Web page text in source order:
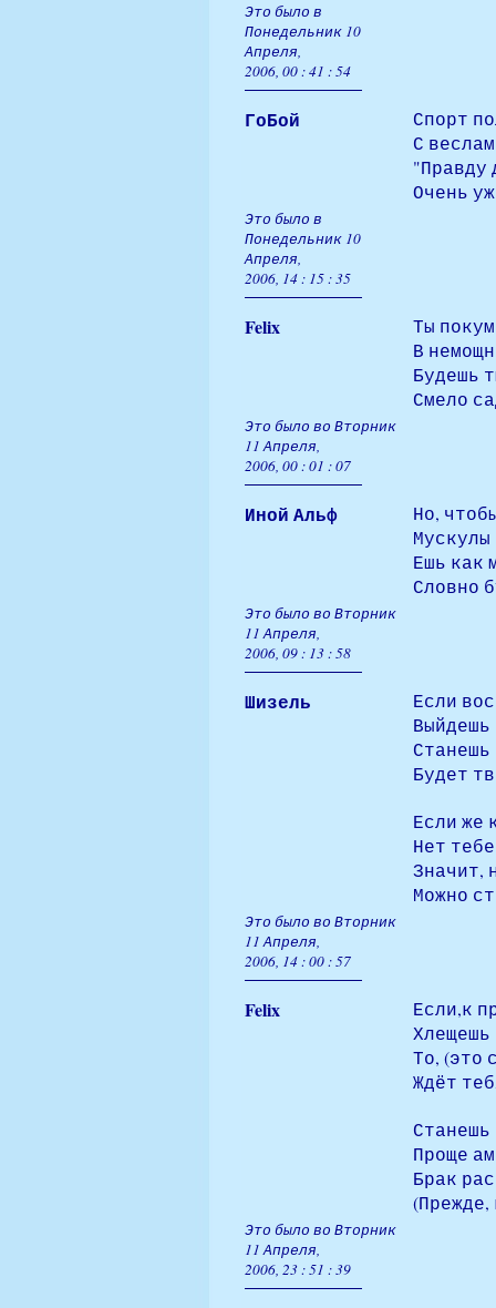
Это было в
Понедельник 10
Апреля,
2006, 00 : 41 : 54
ГоБой
Спорт
С
"Правду
Очень
Это было в
Понедельник 10
Апреля,
2006, 14 : 15 : 35
Felix
Ты
В
Будешь
Смело
Это было во Вторник
11 Апреля,
2006, 00 : 01 : 07
Иной Альф
Но,
Мускулы
Ешь как
Словно
Это было во Вторник
11 Апреля,
2006, 09 : 13 : 58
Шизель
Если
Выйдешь
Станешь
Будет
Если же
Нет
Значит,
Можно
Это было во Вторник
11 Апреля,
2006, 14 : 00 : 57
Felix
Если,к
Хлещешь
То, (это
Ждёт
Станешь
Проще
Брак
(Прежде,
Это было во Вторник
11 Апреля,
2006, 23 : 51 : 39